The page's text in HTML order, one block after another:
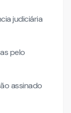
judiciária
pelo
assinado